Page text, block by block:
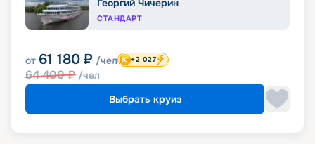
Георгий Чичерин
СТАНДАРТ
от 61 180 ₽ /чел
64 400₽ /чел
+2 027
Выбрать круиз